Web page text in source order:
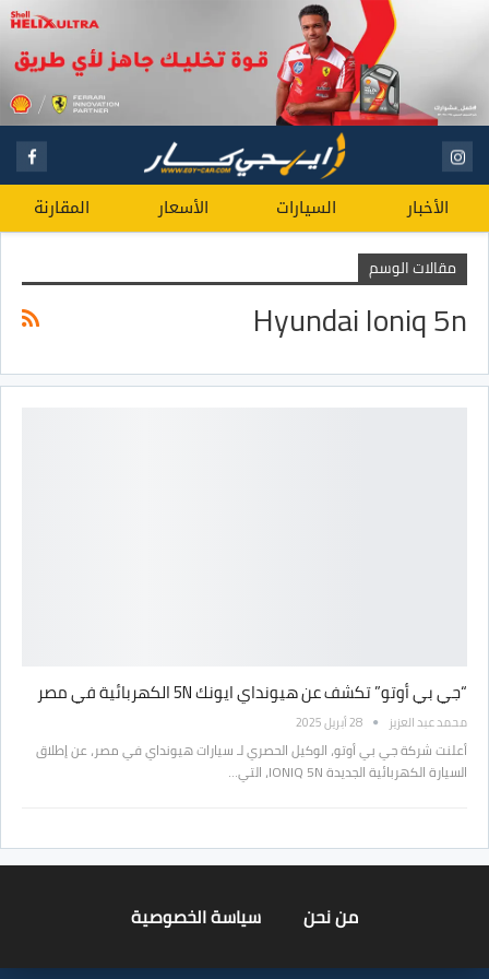
الأخبار السيارات الأسعار المقارنة
مقالات الوسم
Hyundai Ioniq 5n
“جي بي أوتو” تكشف عن هيونداي ايونك 5N الكهربائية في مصر
محمد عبد العزيز 28 أبريل 2025
أعلنت شركة جي بي أوتو، الوكيل الحصري لـ سيارات هيونداي في مصر، عن إطلاق
السيارة الكهربائية الجديدة IONIQ 5N، التي…
من نحن سياسة الخصوصية